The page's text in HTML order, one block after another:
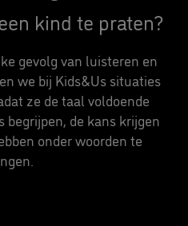
kind te praten?
gevolg van luisteren en
we bij Kids&Us situaties
ze de taal voldoende
begrijpen, de kans krijgen
onder woorden te